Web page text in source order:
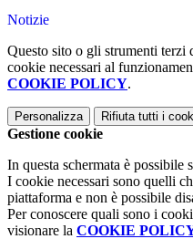
Notizie
Questo sito o gli strumenti terzi
cookie necessari al
COOKIE POLICY.
Personalizza Rifiuta tutti i
Gestione cookie
In questa schermata è possibile
I cookie necessari sono quelli
piattaforma e non è possibile
Per conoscere quali sono i
visionare la COOKIE